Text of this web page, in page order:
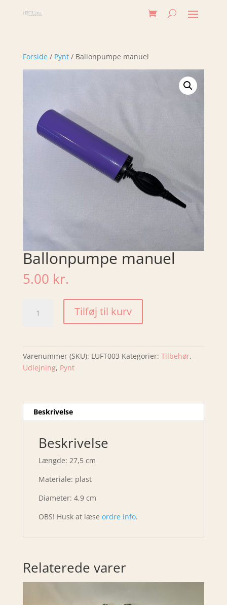
Forside/ Pynt/ Ballonpumpe manuel
Ballonpumpe manuel
5.00 kr.
manuel
Tilføj til kurv
Varenummer (SKU): LUFT003 Kategorier: Tilbehør,
Udlejning, Pynt
Beskrivelse
Beskrivelse
Længde: 27,5 cm
Materiale: plast
Diameter: 4,9 cm
OBS! Husk at læse ordre info.
Relaterede varer